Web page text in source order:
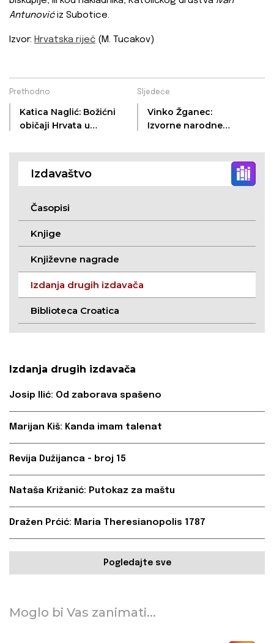
Antunovićiz Subotice.
Izvor: Hrvatska riječ (M. Tucakov)
Prethodno
Katica Naglić: Božićni
običaji Hrvata u
Banovcima i Novom
Sljedeće
Vinko Žganec:
Izvorne narodne
okoline
Izdavaštvo
Časopisi
Knjige
Književne nagrade
Izdanja drugih izdavača
Biblioteca Croatica
Izdanja drugih izdavača
Josip Ilić: Od zaborava spašeno
Marijan Kiš: Kanda imam talenat
Revija Dužijanca - broj 15
Nataša Križanić: Putokaz za maštu
Dražen Prćić: Maria Theresianopolis 1787
Pogledajte sve
Moglo bi Vas zanimati...